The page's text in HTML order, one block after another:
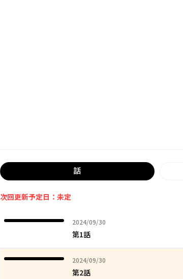
話
次回更新予定日：未定
2024/09/30
2024年09月30日
第1話
2024/09/30
2024年09月30日
第2話